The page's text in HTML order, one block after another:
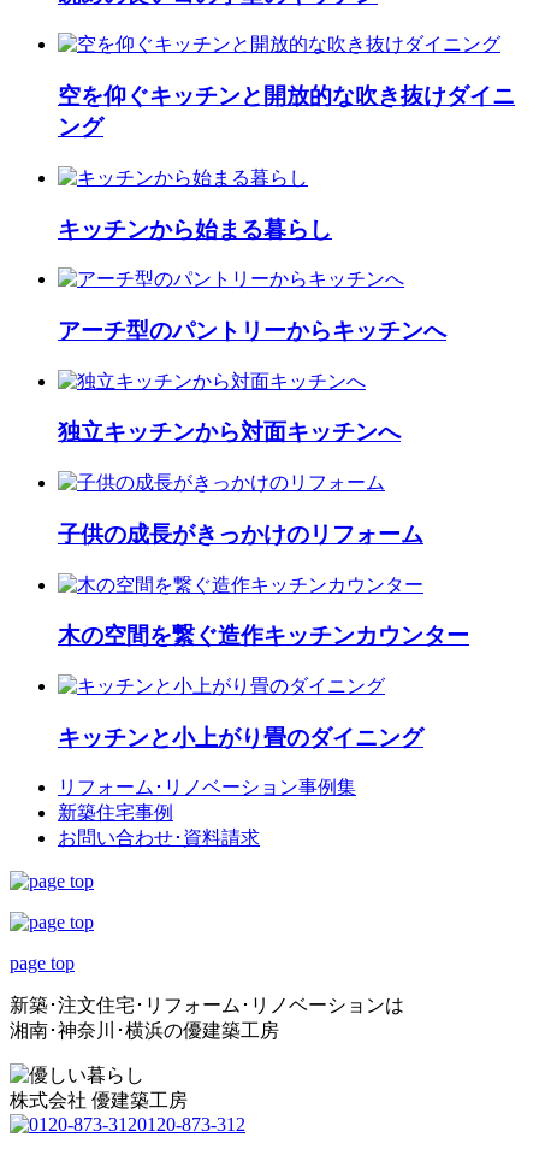
空を仰ぐキッチンと開放的な吹き抜けダイニ
ング
キッチンから始まる暮らし
アーチ型のパントリーからキッチンへ
独立キッチンから対面キッチンへ
子供の成長がきっかけのリフォーム
木の空間を繋ぐ造作キッチンカウンター
キッチンと小上がり畳のダイニング
リフォーム･ リノベーション事例集
新築住宅事例
お問い合わせ･ 資料請求
page top
新築･注文住宅･リフォーム･リノベーションは
湘南･神奈川･横浜の優建築工房
株式会社 優建築工房
0120-873-312